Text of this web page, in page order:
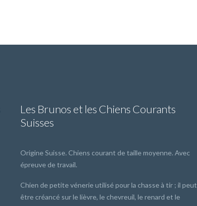
Les Brunos et les Chiens Courants
Suisses
Origine Suisse. Chiens courant de taille moyenne. Avec
épreuve de travail.
Chien de petite vénerie utilisé pour la chasse à tir ; il peut
être créancé sur le lièvre, le chevreuil, le renard et le